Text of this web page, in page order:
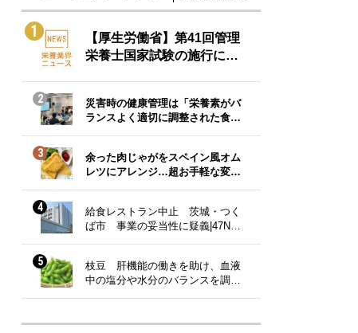
1
【厚生労働省】第41回管理
栄養士国家試験の施行に…
2
災害時の健康管理は「栄養素がバ
ランスよく適切に調整された食…
3
余った肉じゃがをスペイン風オム
レツにアレンジ…超お手軽な変…
4
給食レストラン中止 茨城・つく
ば市 事業の妥当性に疑義|47N…
5
枝豆 肝機能の働きを助け、血液
中の塩分や水分のバランスを調…